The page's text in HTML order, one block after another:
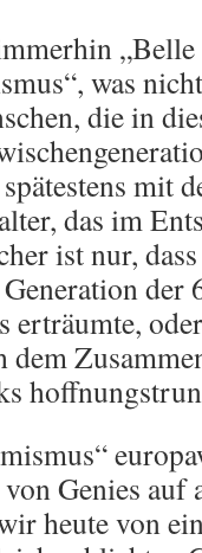
„Belle
was
die in
mit
das im
ist nur,
der
erträumte,
dem
Genies auf
heute von